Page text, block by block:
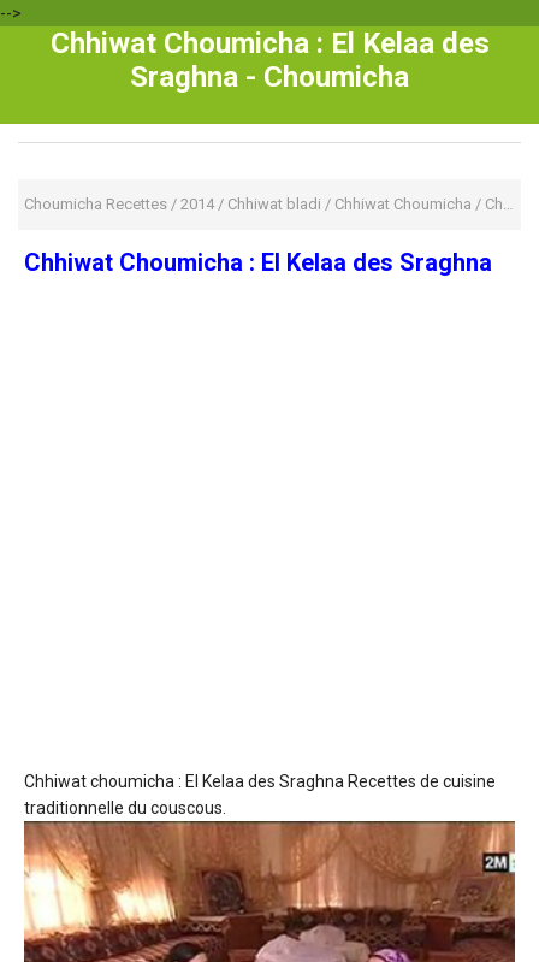
-->
Chhiwat Choumicha : El Kelaa des
Sraghna - Choumicha
Choumicha Recettes / 2014/ Chhiwat bladi / Chhiwat Choumicha / Chhiwat Choumicha : El Kelaa des Sraghna
Chhiwat Choumicha : El Kelaa des Sraghna
Chhiwat choumicha : El Kelaa des Sraghna Recettes de cuisine
traditionnelle du couscous.